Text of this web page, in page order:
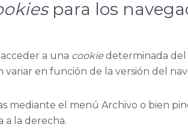
para los
a una cookie determinada
variar en función de la versión del
mediante el menú Archivo o bien
a la derecha.